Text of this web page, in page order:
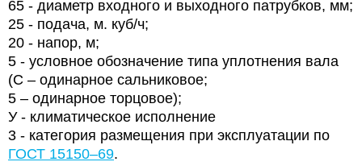
65 - диаметр входного и выходного патрубков, мм;
25 - подача, м. куб/ч;
20 - напор, м;
5 - условное обозначение типа уплотнения вала
(С – одинарное сальниковое;
5 – одинарное торцовое);
У - климатическое исполнение
3 - категория размещения при эксплуатации по
ГОСТ 15150–69.